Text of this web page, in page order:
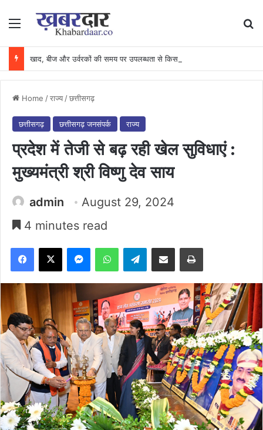
Menu
Home /राज्य /छत्तीसगढ़
छत्तीसगढ़ छत्तीसगढ़ जनसंपर्क राज्य
प्रदेश में तेजी से बढ़ रही खेल सुविधाएं :
मुख्यमंत्री श्री विष्णु देव साय
admin
August 29, 2024
4 minutes read
Facebook
X MessengerWhatsAppTelegramShare via Email Print